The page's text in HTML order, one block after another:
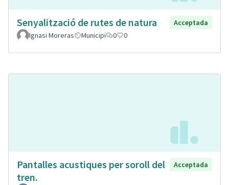
Senyalització de rutes de natura
Acceptada
Ignasi Moreras
Municipi 0 0
Pantalles acustiques per soroll del
tren.
Acceptada